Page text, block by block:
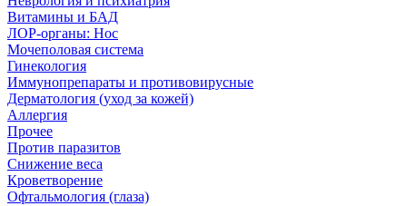
Витамины и БАД
ЛОР-органы: Нос
Мочеполовая система
Гинекология
Иммунопрепараты и противовирусные
Дерматология (уход за кожей)
Аллергия
Прочее
Против паразитов
Снижение веса
Кроветворение
Офтальмология (глаза)